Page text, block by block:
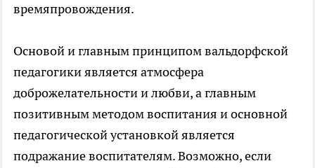
времяпровождения.
Основой и главным принципом вальдорфской
педагогики является атмосфера
доброжелательности и любви, а главным
позитивным методом воспитания и основной
педагогической установкой является
подражание воспитателям. Возможно, если